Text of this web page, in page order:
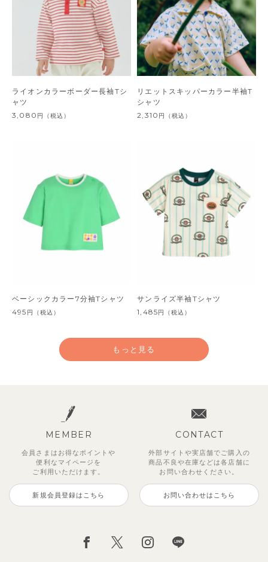
ライオンカラーボーダー長袖Tシ
ャツ
3,080 円 （税込）
リエットスキッパーカラー半袖T
シャツ
2,310 円 （税込）
ベーシックカラー7分袖Tシャツ
495 円 （税込）
サンライズ半袖Tシャツ
1,485円 （税込）
2,695
（税込）
1,540
（税込）
もっと見る
MEMBER
会員さまはお得なポイントや
便利な マイページを
ご利用いただけます。
新規会員登録はこちら
CONTACT
外部サイトや実店舗でご購入の
商品不良や在庫などは各店舗に
お問い合わせください。
お問い合わせはこちら